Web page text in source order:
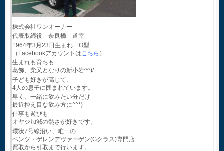
株式会社ワンオーナー
代表取締役 奈良橋 道幸
1964年3月23日生まれ O型
（Facebookアカウントはこちら ）
生まれも育ちも
葛飾、柴又となりの新小岩^^)/
子ども好きが高じて、
4人の息子に囲まれています。
早く、一緒に飲みたい分だけ
最近控え目な飲み方に^^*)
仕事も遊びも
オヤジ加減の熱さが好きです。
環状7号線沿い、唯一の
ベンツ・ゲレンデヴァーゲン(Gクラス)専門店
買取から引取まで行います。